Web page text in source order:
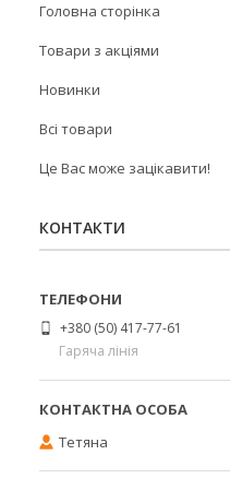
Головна сторінка
Товари з акціями
Новинки
Всі товари
Це Вас може зацікавити!
КОНТАКТИ
+380 (50) 417-77-61
Гаряча лінія
Тетяна